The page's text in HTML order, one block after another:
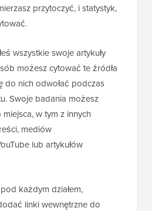
przytoczyć, i statystyk,
wszystkie swoje artykuły
możesz cytować te źródła
do nich odwołać podczas
Swoje badania możesz
w tym z innych
mediów
lub artykułów
każdym działem,
linki wewnętrzne do